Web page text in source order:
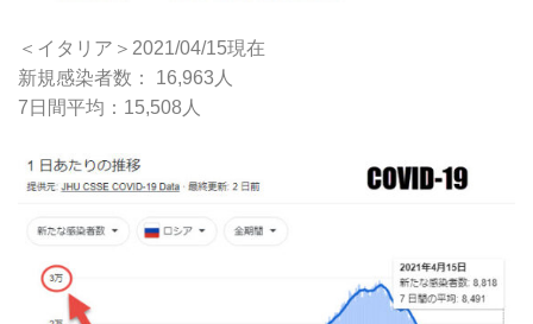
＜イタリア＞2021/04/15現在
新規感染者数： 16,963人
7日間平均：15,508人